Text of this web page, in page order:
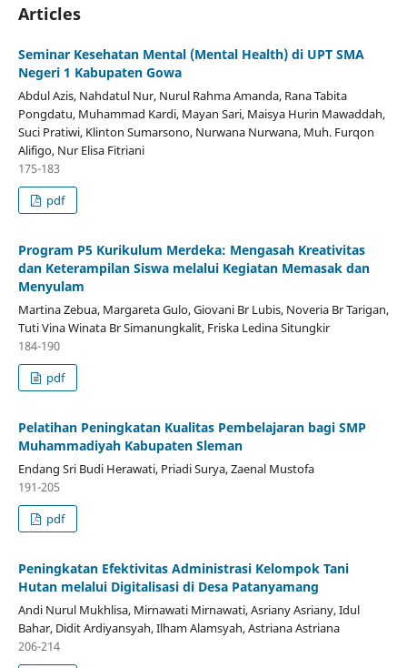
Articles
Seminar Kesehatan Mental (Mental Health) di UPT SMA
Negeri 1 Kabupaten Gowa
Abdul Azis, Nahdatul Nur, Nurul Rahma Amanda, Rana Tabita
Pongdatu, Muhammad Kardi, Mayan Sari, Maisya Hurin Mawaddah,
Suci Pratiwi, Klinton Sumarsono, Nurwana Nurwana, Muh. Furqon
Alifigo, Nur Elisa Fitriani
175-183
pdf
Program P5 Kurikulum Merdeka: Mengasah Kreativitas
dan Keterampilan Siswa melalui Kegiatan Memasak dan
Menyulam
Martina Zebua, Margareta Gulo, Giovani Br Lubis, Noveria Br Tarigan,
Tuti Vina Winata Br Simanungkalit, Friska Ledina Situngkir
184-190
pdf
Pelatihan Peningkatan Kualitas Pembelajaran bagi SMP
Muhammadiyah Kabupaten Sleman
Endang Sri Budi Herawati, Priadi Surya, Zaenal Mustofa
191-205
pdf
Peningkatan Efektivitas Administrasi Kelompok Tani
Hutan melalui Digitalisasi di Desa Patanyamang
Andi Nurul Mukhlisa, Mirnawati Mirnawati, Asriany Asriany, Idul
Bahar, Didit Ardiyansyah, Ilham Alamsyah, Astriana Astriana
206-214